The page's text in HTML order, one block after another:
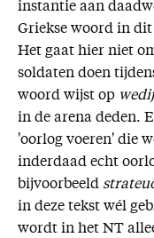
instantie aan
Griekse woord in dit
Het gaat hier niet
soldaten doen
woord wijst op
in de arena deden.
'oorlog voeren' die
inderdaad echt
bijvoorbeeld
in deze tekst wél
wordt in het NT